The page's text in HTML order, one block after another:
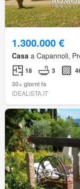
1.300.000 €
Casa a Capannoli,
18 3
30+ giorni fa
IDEALISTA.IT